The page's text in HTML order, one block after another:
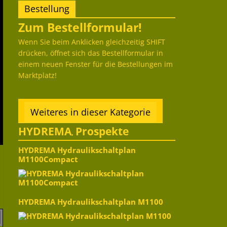
Bestellung
Zum Bestellformular!
Wenn Sie beim Anklicken gleichzeitig SHIFT
drücken, öffnet sich das Bestellformular in
einem neuen Fenster für die Bestellungen im
Marktplatz!
Weiteres in dieser Kategorie
HYDREMA, Prospekte
HYDREMA Hydraulikschaltplan
M1100Compact
HYDREMA Hydraulikschaltplan M1100